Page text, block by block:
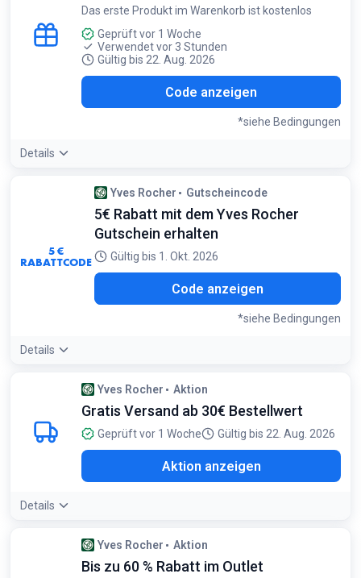
Das erste Produkt im Warenkorb ist kostenlos
Geprüft vor 1 Woche
Verwendet vor 3 Stunden
Gültig bis 22. Aug. 2026
Code anzeigen
*siehe Bedingungen
Details
Gültig auf das gesamte Sortiment, ausgenommen Sets,
Limited Edition, Aufhellende Kurpflege und Adventskalender.
Mindestbestellwert 20€. Nur einmal pro Person einlösbar
5 €
RABATTCODE
Yves Rocher Gutscheincode
5€ Rabatt mit dem Yves Rocher
Gutschein erhalten
Gültig bis 1. Okt. 2026
Code anzeigen
*siehe Bedingungen
Details
Bedingungen:
<p>Der Rabattcode ist erst ab 39€ einlösbar. Gilt für die erste
Bestellung.</p>
Yves Rocher Aktion
Gratis Versand ab 30€ Bestellwert
Geprüft vor 1 Woche Gültig bis 22. Aug. 2026
Aktion anzeigen
Details
Yves Rocher Aktion
Bis zu 60 % Rabatt im Outlet